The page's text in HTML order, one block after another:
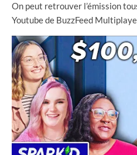
On peut retrouver l’émission
Youtube de BuzzFeed